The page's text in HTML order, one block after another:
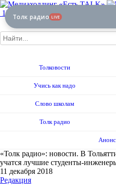
12+
Толковости
Учись как надо
Слово школам
Толк радио
«Толк радио»: новости. В
учатся лучшие студенты-
11 декабря 2018
Редакция
Толк радио LIVE